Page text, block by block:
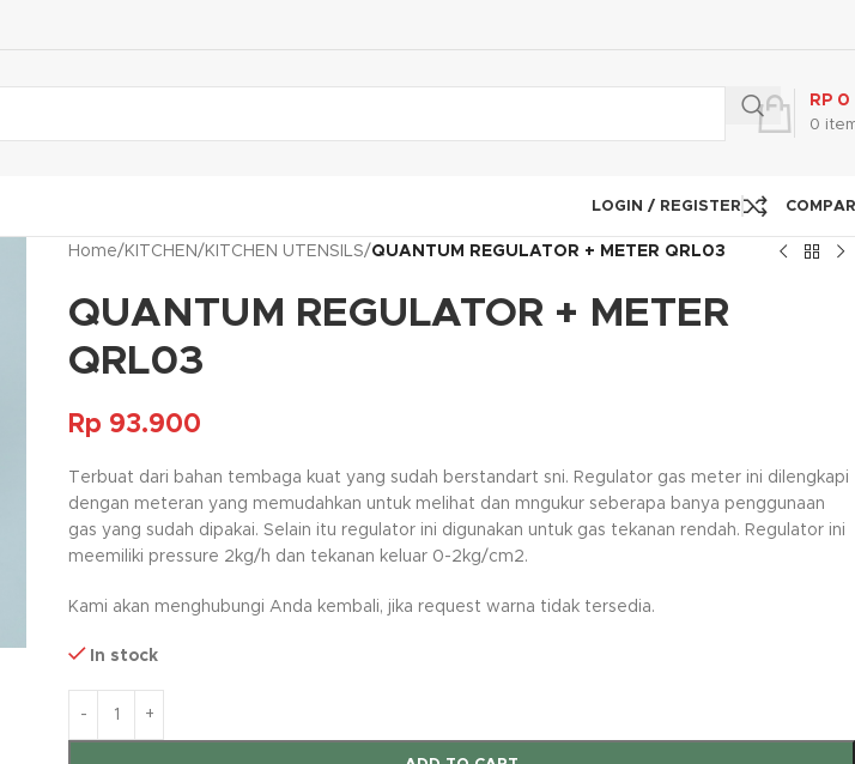
0
RP 0
LOGIN / REGISTER
Home/ KITCHEN/ KITCHEN UTENSILS/QUANTUM REGULATOR + METER QRL03
QUANTUM REGULATOR + METER
QRL03
Rp 93.900
Terbuat dari bahan tembaga kuat yang sudah berstandart sni. Regulator gas meter ini dilengkapi
dengan meteran yang memudahkan untuk melihat dan mngukur seberapa banya penggunaan
gas yang sudah dipakai. Selain itu regulator ini digunakan untuk gas tekanan rendah. Regulator ini
meemiliki pressure 2kg/h dan tekanan keluar 0-2kg/cm2.
Kami akan menghubungi Anda kembali, jika request warna tidak tersedia.
In stock